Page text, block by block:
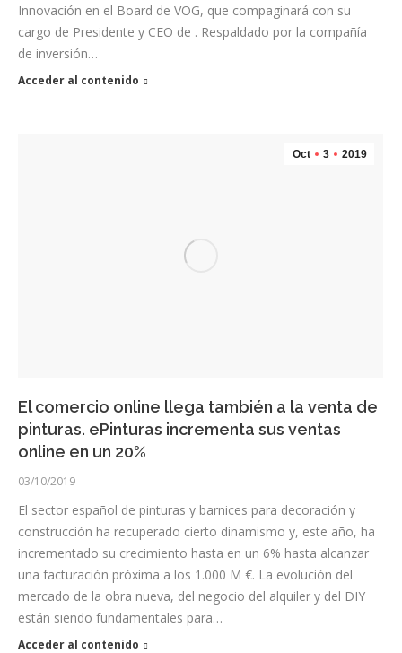
Innovación en el Board de VOG, que compaginará con su
cargo de Presidente y CEO de . Respaldado por la compañía
de inversión…
Acceder al contenido
Oct 3 2019
El comercio online llega también a la venta de
pinturas. ePinturas incrementa sus ventas
online en un 20%
03/10/2019
El sector español de pinturas y barnices para decoración y
construcción ha recuperado cierto dinamismo y, este año, ha
incrementado su crecimiento hasta en un 6% hasta alcanzar
una facturación próxima a los 1.000 M €. La evolución del
mercado de la obra nueva, del negocio del alquiler y del DIY
están siendo fundamentales para…
Acceder al contenido